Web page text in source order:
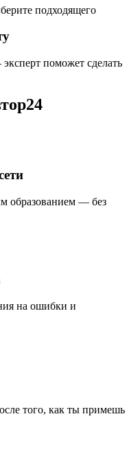
подходящего
поможет сделать
образованием — без
на ошибки и
того, как ты примешь